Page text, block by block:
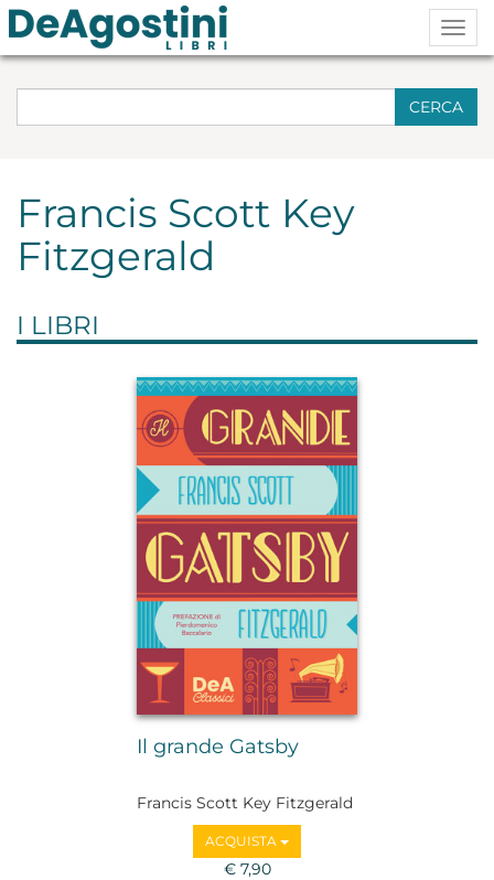
CERCA
Francis Scott Key
Fitzgerald
I LIBRI
Il grande Gatsby
Francis Scott Key Fitzgerald
ACQUISTA
€ 7,90